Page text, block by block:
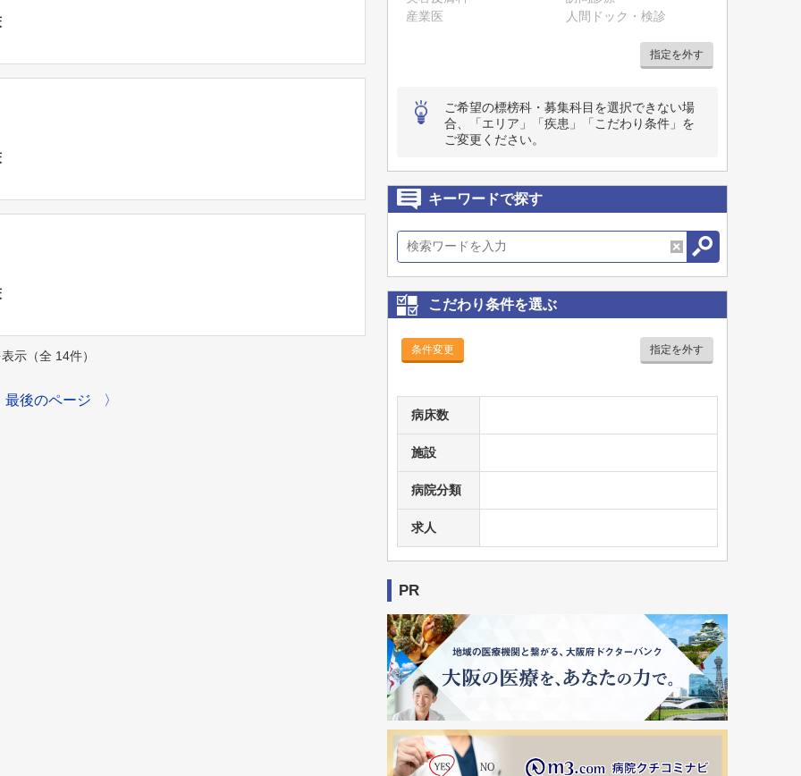
示（全 14件）
最後のページ 〉
産業医
人間ドック・検診
指定を外す
ご希望の標榜科・募集科目を選択できない場
合、「エリア」「疾患」「こだわり条件」を
ご変更ください。
キーワードで探す
こだわり条件を選ぶ
条件変更 指定を外す
病床数
施設
病院分類
求人
PR